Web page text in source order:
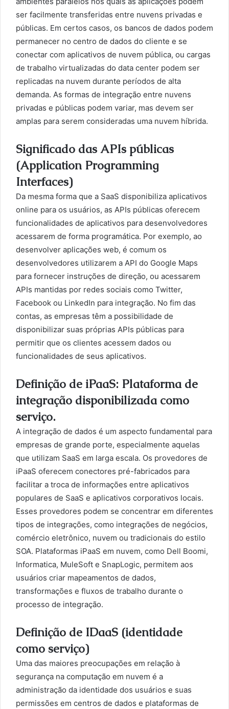
ser facilmente transferidas entre nuvens privadas e
públicas. Em certos casos, os bancos de dados podem
permanecer no centro de dados do cliente e se
conectar com aplicativos de nuvem pública, ou cargas
de trabalho virtualizadas do data center podem ser
replicadas na nuvem durante períodos de alta
demanda. As formas de integração entre nuvens
privadas e públicas podem variar, mas devem ser
amplas para serem consideradas uma nuvem híbrida.
Significado das APIs públicas
(Application Programming
Interfaces)
Da mesma forma que a SaaS disponibiliza aplicativos
online para os usuários, as APIs públicas oferecem
funcionalidades de aplicativos para desenvolvedores
acessarem de forma programática. Por exemplo, ao
desenvolver aplicações web, é comum os
desenvolvedores utilizarem a API do Google Maps
para fornecer instruções de direção, ou acessarem
APIs mantidas por redes sociais como Twitter,
Facebook ou LinkedIn para integração. No fim das
contas, as empresas têm a possibilidade de
disponibilizar suas próprias APIs públicas para
permitir que os clientes acessem dados ou
funcionalidades de seus aplicativos.
Definição de iPaaS: Plataforma de
integração disponibilizada como
serviço.
A integração de dados é um aspecto fundamental para
empresas de grande porte, especialmente aquelas
que utilizam SaaS em larga escala. Os provedores de
iPaaS oferecem conectores pré-fabricados para
facilitar a troca de informações entre aplicativos
populares de SaaS e aplicativos corporativos locais.
Esses provedores podem se concentrar em diferentes
tipos de integrações, como integrações de negócios,
comércio eletrônico, nuvem ou tradicionais do estilo
SOA. Plataformas iPaaS em nuvem, como Dell Boomi,
Informatica, MuleSoft e SnapLogic, permitem aos
usuários criar mapeamentos de dados,
transformações e fluxos de trabalho durante o
processo de integração.
Definição de IDaaS (identidade
como serviço)
Uma das maiores preocupações em relação à
segurança na computação em nuvem é a
administração da identidade dos usuários e suas
permissões em centros de dados e plataformas de